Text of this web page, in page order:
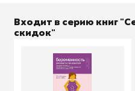
Входит в серию книг
скидок"